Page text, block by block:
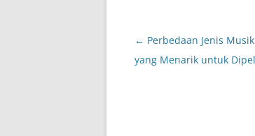
Post
navigation
← Perbedaan Jenis
yang Menarik untuk